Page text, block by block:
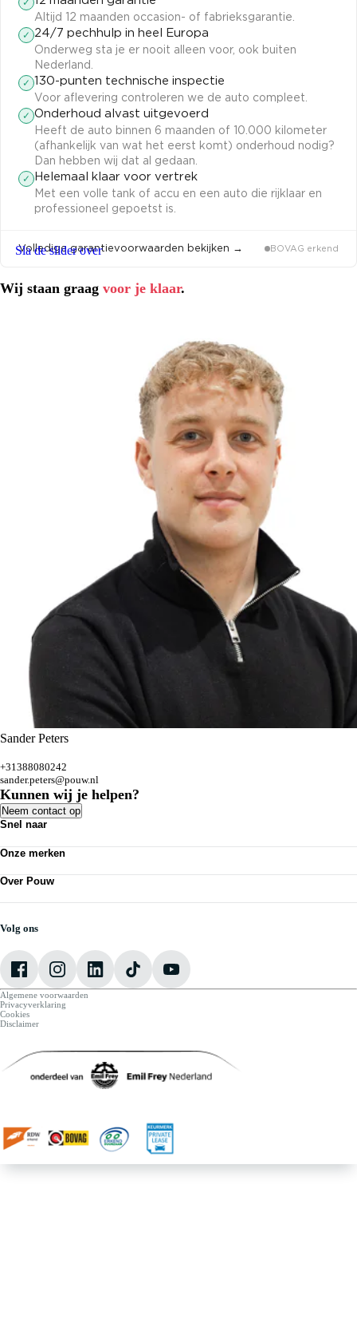
✓
Altijd 12 maanden occasion- of fabrieksgarantie.
✓ 24/7 pechhulp in heel Europa
Onderweg sta je er nooit alleen voor, ook buiten
Nederland.
✓ 130-punten technische inspectie
Voor aflevering controleren we de auto compleet.
✓ Onderhoud alvast uitgevoerd
Heeft de auto binnen 6 maanden of 10.000 kilometer
(afhankelijk van wat het eerst komt) onderhoud nodig?
Dan hebben wij dat al gedaan.
✓ Helemaal klaar voor vertrek
Met een volle tank of accu en een auto die rijklaar en
professioneel gepoetst is.
Volledige garantievoorwaarden bekijken → BOVAG erkend
Wij staan graag voor je klaar.
Sla de slider over
Sander Peters
+31388080242
sander.peters@pouw.nl
Kunnen wij je helpen?
Neem contact op
Snel naar
Bedrijfswagens
Kennisbank
Vestigingen
Onze merken
Audi
Škoda
VW Bedrijfswagens
Over Pouw
Vacatures
Mijn Pouw
Volg ons
Algemene voorwaarden
Privacyverklaring
Cookies
Disclaimer